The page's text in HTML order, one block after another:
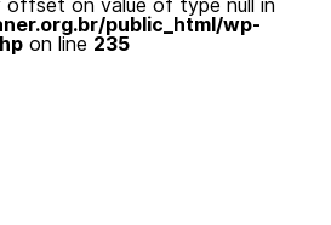
offset on value of type null in
public_html/wp-
on line 235